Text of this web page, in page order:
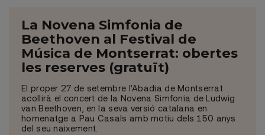
La Novena Simfonia de
Beethoven al Festival de
Música de Montserrat: obertes
les reserves (gratuït)
El proper 27 de setembre l'Abadia de Montserrat
acollirà el concert de la Novena Simfonia de Ludwig
van Beethoven, en la seva versió catalana en
homenatge a Pau Casals amb motiu dels 150 anys
del seu naixement.